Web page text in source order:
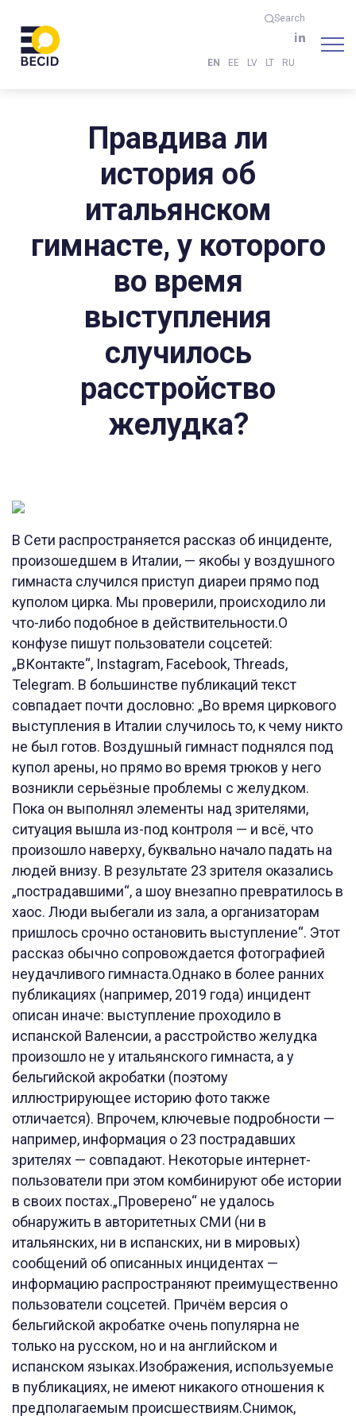
Search
EN EE LV LT RU
Правдива ли
история об
итальянском
гимнасте, у которого
во время
выступления
случилось
расстройство
желудка?
В Сети распространяется рассказ об инциденте,
произошедшем в Италии, — якобы у воздушного
гимнаста случился приступ диареи прямо под
куполом цирка. Мы проверили, происходило ли
что-либо подобное в действительности.О
конфузе пишут пользователи соцсетей:
„ВКонтакте“, Instagram, Facebook, Threads,
Telegram. В большинстве публикаций текст
совпадает почти дословно: „Во время циркового
выступления в Италии случилось то, к чему никто
не был готов. Воздушный гимнаст поднялся под
купол арены, но прямо во время трюков у него
возникли серьёзные проблемы с желудком.
Пока он выполнял элементы над зрителями,
ситуация вышла из-под контроля — и всё, что
произошло наверху, буквально начало падать на
людей внизу. В результате 23 зрителя оказались
„пострадавшими“, а шоу внезапно превратилось в
хаос. Люди выбегали из зала, а организаторам
пришлось срочно остановить выступление“. Этот
рассказ обычно сопровождается фотографией
неудачливого гимнаста.Однако в более ранних
публикациях (например, 2019 года) инцидент
описан иначе: выступление проходило в
испанской Валенсии, а расстройство желудка
произошло не у итальянского гимнаста, а у
бельгийской акробатки (поэтому
иллюстрирующее историю фото также
отличается). Впрочем, ключевые подробности —
например, информация о 23 пострадавших
зрителях — совпадают. Некоторые интернет-
пользователи при этом комбинируют обе истории
в своих постах.„Проверено“ не удалось
обнаружить в авторитетных СМИ (ни в
итальянских, ни в испанских, ни в мировых)
сообщений об описанных инцидентах —
информацию распространяют преимущественно
пользователи соцсетей. Причём версия о
бельгийской акробатке очень популярна не
только на русском, но и на английском и
испанском языках.Изображения, используемые
в публикациях, не имеют никакого отношения к
предполагаемым происшествиям.Снимок,